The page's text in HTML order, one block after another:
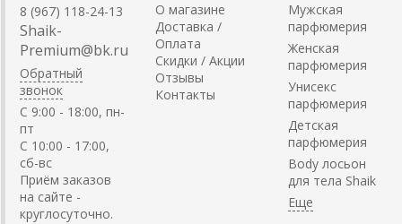
8 (967) 118-24-13
Shaik-
Premium@bk.ru
Обратный
звонок
C 9:00 - 18:00, пн-
пт
С 10:00 - 17:00,
сб-вс
Приём заказов
на сайте -
круглосуточно.
О магазине
Доставка /
Оплата
Скидки / Акции
Отзывы
Контакты
Мужская
парфюмерия
Женская
парфюмерия
Унисекс
парфюмерия
Детская
парфюмерия
Body лосьон
для тела Shaik